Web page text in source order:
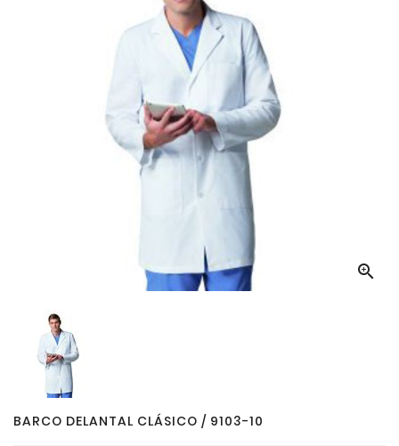

BARCO DELANTAL CLÁSICO / 9103-10